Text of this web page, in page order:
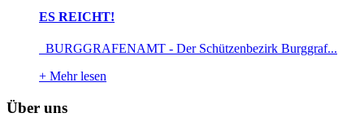
ES REICHT!
BURGGRAFENAMT - Der Schützenbezirk Burggraf...
+ Mehr lesen
Über uns